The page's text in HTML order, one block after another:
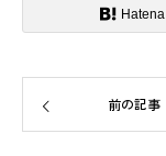
Hatena
前の記事